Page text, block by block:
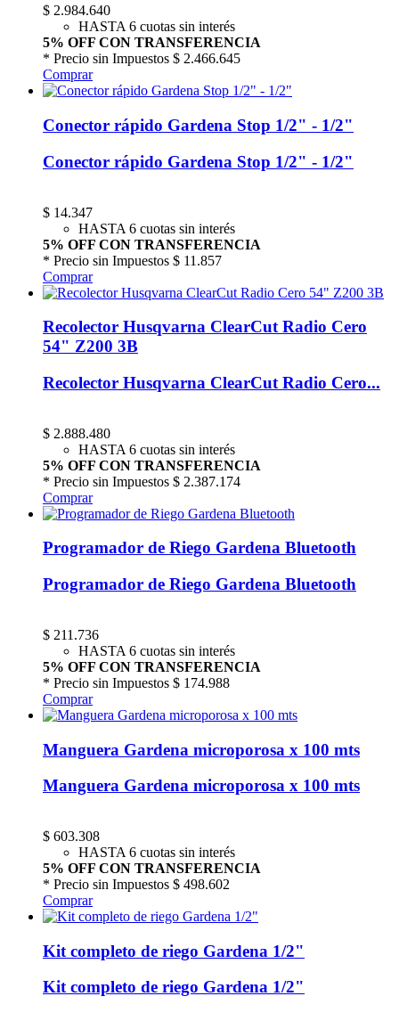
$ 2.984.640
HASTA 6 cuotas sin interés
5% OFF CON TRANSFERENCIA
* Precio sin Impuestos $ 2.466.645
Comprar
Conector rápido Gardena Stop 1/2" - 1/2"
Conector rápido Gardena Stop 1/2" - 1/2"
$ 14.347
HASTA 6 cuotas sin interés
5% OFF CON TRANSFERENCIA
* Precio sin Impuestos $ 11.857
Comprar
Recolector Husqvarna ClearCut Radio Cero
54" Z200 3B
Recolector Husqvarna ClearCut Radio Cero...
$ 2.888.480
HASTA 6 cuotas sin interés
5% OFF CON TRANSFERENCIA
* Precio sin Impuestos $ 2.387.174
Comprar
Programador de Riego Gardena Bluetooth
Programador de Riego Gardena Bluetooth
$ 211.736
HASTA 6 cuotas sin interés
5% OFF CON TRANSFERENCIA
* Precio sin Impuestos $ 174.988
Comprar
Manguera Gardena microporosa x 100 mts
Manguera Gardena microporosa x 100 mts
$ 603.308
HASTA 6 cuotas sin interés
5% OFF CON TRANSFERENCIA
* Precio sin Impuestos $ 498.602
Comprar
Kit completo de riego Gardena 1/2"
Kit completo de riego Gardena 1/2"